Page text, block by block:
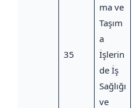
35
ma ve
Taşım
a
İşlerin
de İş
Sağlığı
ve